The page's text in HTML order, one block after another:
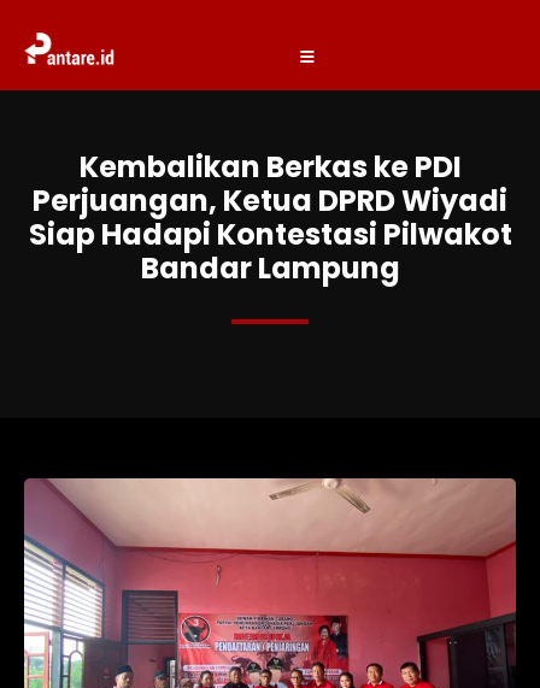
Kembalikan Berkas ke PDI
Perjuangan, Ketua DPRD Wiyadi
Siap Hadapi Kontestasi Pilwakot
Bandar Lampung